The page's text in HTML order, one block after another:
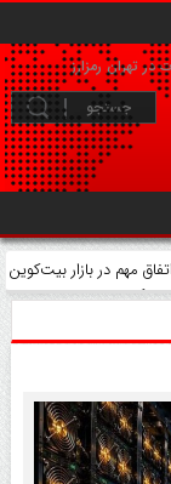
در تهران رمزارز
مهم در بازار بیت‌کوین
بیت‌کوین نیست